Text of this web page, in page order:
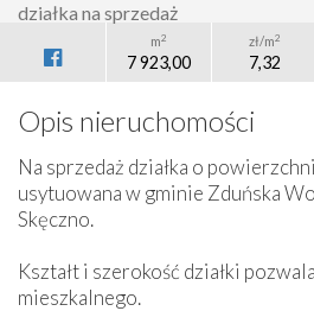
działka na sprzedaż
m2
7 923,00
zł/m2
7,32
Opis nieruchomości
Na sprzedaż działka o
usytuowana w gminie Zduńska
Skęczno.
Kształt i szerokość działki
mieszkalnego.